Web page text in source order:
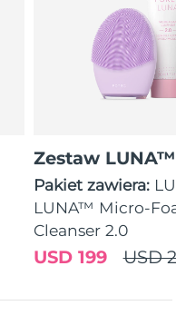
Zestaw
Pakiet zawiera:
LUNA™ Micro-
Cleanser 2.0
USD
USD 199